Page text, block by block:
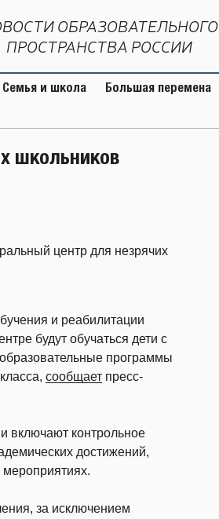
ОБРАЗОВАТЕЛЬНОГО
ПРОСТРАНСТВА РОССИИ
Семья и школа Большая перемена
школьников
центр для незрячих
и реабилитации
будут обучаться дети с
программы
сообщает пресс-
включают контрольное
достижений,
мероприятиях.
за исключением